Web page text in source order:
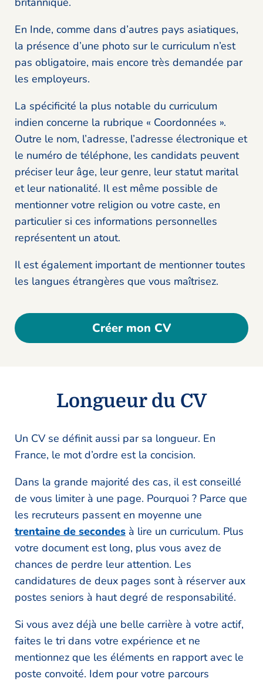
En Inde, comme dans d’autres pays asiatiques,
la présence d’une photo sur le curriculum n’est
pas obligatoire, mais encore très demandée par
les employeurs.
La spécificité la plus notable du curriculum
indien concerne la rubrique « Coordonnées ».
Outre le nom, l’adresse, l’adresse électronique et
le numéro de téléphone, les candidats peuvent
préciser leur âge, leur genre, leur statut marital
et leur nationalité. Il est même possible de
mentionner votre religion ou votre caste, en
particulier si ces informations personnelles
représentent un atout.
Il est également important de mentionner toutes
les langues étrangères que vous maîtrisez.
Créer mon CV
Longueur du CV
Un CV se définit aussi par sa longueur. En
France, le mot d’ordre est la concision.
Dans la grande majorité des cas, il est conseillé
de vous limiter à une page. Pourquoi ? Parce que
les recruteurs passent en moyenne une
trentaine de secondes à lire un curriculum. Plus
votre document est long, plus vous avez de
chances de perdre leur attention. Les
candidatures de deux pages sont à réserver aux
postes seniors à haut degré de responsabilité.
Si vous avez déjà une belle carrière à votre actif,
faites le tri dans votre expérience et ne
mentionnez que les éléments en rapport avec le
poste convoité. Idem pour votre parcours